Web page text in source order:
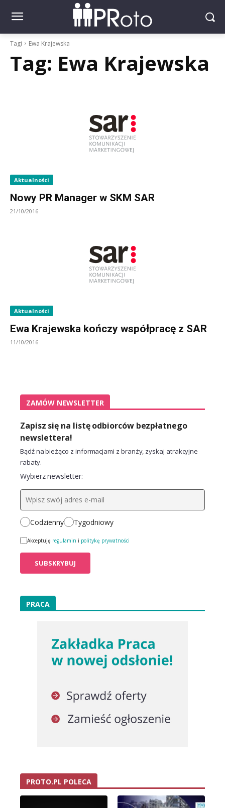
Tagi Ewa Krajewska
Tag: Ewa Krajewska
Aktualności
Nowy PR Manager w SKM SAR
21/10/2016
Aktualności
Ewa Krajewska kończy współpracę z SAR
11/10/2016
ZAMÓW NEWSLETTER
Zapisz się na listę odbiorców bezpłatnego
newslettera!
Bądź na bieżąco z informacjami z branży, zyskaj atrakcyjne
rabaty.
Wybierz newsletter:
Codzienny Tygodniowy
Akceptuję regulamin i politykę prywatności
PRACA
PROTO.PL POLECA